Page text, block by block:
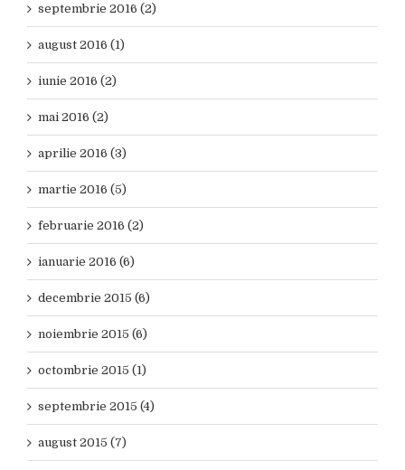
septembrie 2016 (2)
august 2016 (1)
iunie 2016 (2)
mai 2016 (2)
aprilie 2016 (3)
martie 2016 (5)
februarie 2016 (2)
ianuarie 2016 (6)
decembrie 2015 (6)
noiembrie 2015 (6)
octombrie 2015 (1)
septembrie 2015 (4)
august 2015 (7)